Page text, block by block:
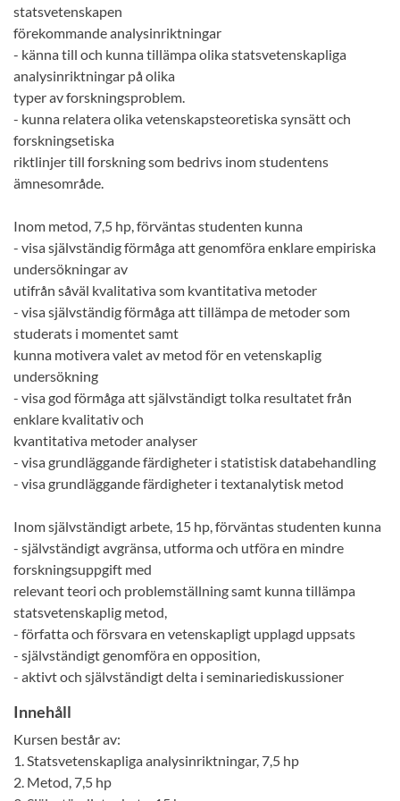
statsvetenskapen
förekommande analysinriktningar
- känna till och kunna tillämpa olika statsvetenskapliga
analysinriktningar på olika
typer av forskningsproblem.
- kunna relatera olika vetenskapsteoretiska synsätt och
forskningsetiska
riktlinjer till forskning som bedrivs inom studentens
ämnesområde.
Inom metod, 7,5 hp, förväntas studenten kunna
- visa självständig förmåga att genomföra enklare empiriska
undersökningar av
utifrån såväl kvalitativa som kvantitativa metoder
- visa självständig förmåga att tillämpa de metoder som
studerats i momentet samt
kunna motivera valet av metod för en vetenskaplig
undersökning
- visa god förmåga att självständigt tolka resultatet från
enklare kvalitativ och
kvantitativa metoder analyser
- visa grundläggande färdigheter i statistisk databehandling
- visa grundläggande färdigheter i textanalytisk metod
Inom självständigt arbete, 15 hp, förväntas studenten kunna
- självständigt avgränsa, utforma och utföra en mindre
forskningsuppgift med
relevant teori och problemställning samt kunna tillämpa
statsvetenskaplig metod,
- författa och försvara en vetenskapligt upplagd uppsats
- självständigt genomföra en opposition,
- aktivt och självständigt delta i seminariediskussioner
Innehåll
Kursen består av:
1. Statsvetenskapliga analysinriktningar, 7,5 hp
2. Metod, 7,5 hp